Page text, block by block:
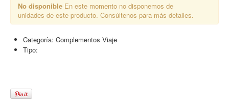
No disponible En este momento no disponemos de
unidades de este producto. Consúltenos para más detalles.
Categoría: Complementos Viaje
Tipo: